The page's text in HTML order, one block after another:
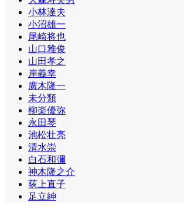
小林達夫
小沼雄一
尾崎将也
山口雅俊
山田孝之
岸義幸
廣木隆一
未分類
柳楽優弥
永田琴
池松壮亮
清水崇
白石和彌
神木隆之介
荻上直子
足立紳